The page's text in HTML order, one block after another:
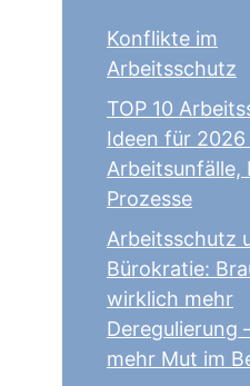
Konflikte im
Arbeitsschutz
TOP 10
Ideen für
Arbeitsunfälle,
Prozesse
Arbeitsschutz
Bürokratie:
wirklich mehr
Deregulierung
mehr Mut im